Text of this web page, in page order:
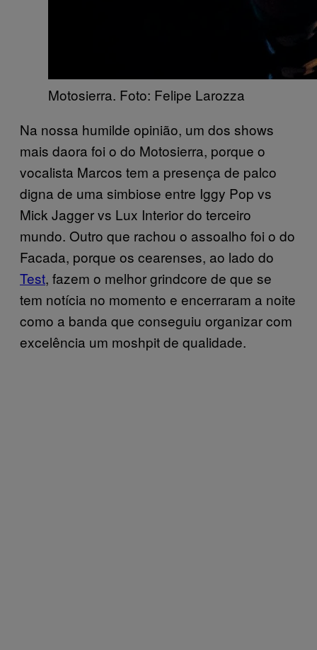
Motosierra. Foto: Felipe Larozza
Na nossa humilde opinião, um dos shows
mais daora foi o do Motosierra, porque o
vocalista Marcos tem a presença de palco
digna de uma simbiose entre Iggy Pop vs
Mick Jagger vs Lux Interior do terceiro
mundo. Outro que rachou o assoalho foi o do
Facada, porque os cearenses, ao lado do
Test, fazem o melhor grindcore de que se
tem notícia no momento e encerraram a noite
como a banda que conseguiu organizar com
excelência um moshpit de qualidade.